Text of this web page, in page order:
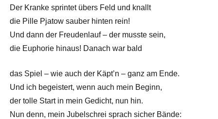
Der Kranke sprintet übers Feld und knallt
die Pille Pjatow sauber hinten rein!
Und dann der Freudenlauf – der musste sein,
die Euphorie hinaus! Danach war bald
das Spiel – wie auch der Käpt’n – ganz am Ende.
Und ich begeistert, wenn auch mein Beginn,
der tolle Start in mein Gedicht, nun hin.
Nun denn, mein Jubelschrei sprach sicher Bände: